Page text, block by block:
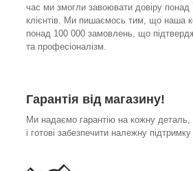
час ми змогли завоювати довіру понад
клієнтів. Ми пишаємось тим, що наша
понад 100 000 замовлень, що
та професіоналізм.
Гарантія від магазину!
Ми надаємо гарантію на кожну деталь,
і готові забезпечити належну підтримку